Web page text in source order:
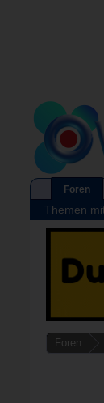
Foren
Foren
Themen